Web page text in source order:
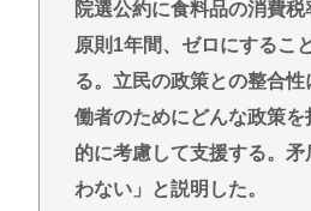
院選公約に食料品の消費税
原則1年間、ゼロにするこ
る。立民の政策との整合
働者のためにどんな政策
的に考慮して支援する。
わない」と説明した。